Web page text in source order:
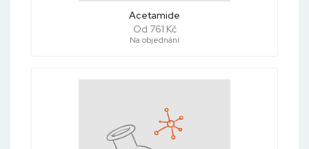
Acetamide
Od 761 Kč
Na objednání